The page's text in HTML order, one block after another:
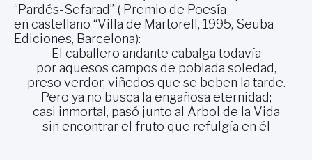
“Pardés-Sefarad” ( Premio de Poesía
en castellano “Villa de Martorell, 1995, Seuba
Ediciones, Barcelona):
El caballero andante cabalga todavía
por aquesos campos de poblada soledad,
preso verdor, viñedos que se beben la tarde.
Pero ya no busca la engañosa eternidad;
casi inmortal, pasó junto al Arbol de la Vida
sin encontrar el fruto que refulgía en él